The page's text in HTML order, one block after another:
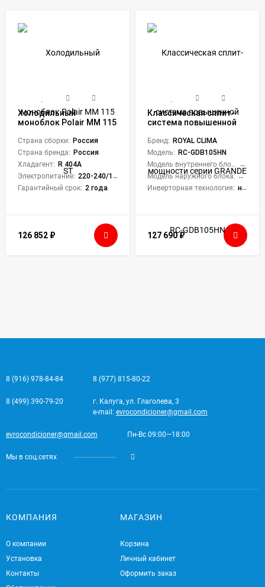
Холодильный
моноблок Polair MM 115
Страна сборки: Россия
Страна бренда: Россия
Хладагент: R 404A
Электропитание: 220-240/1/50
Гарантийный срок: 2 года
126 852 ₽
Классическая сплит-
система повышенной
GRANDE RC-GDB105HN
(комплект)
Бренд: ROYAL CLIMA
Модель: RC-GDB105HN
Модель внутреннего блока:
RC-
Модель наружного блока: RC-
Инверторная технология: нет
127 690₽
8 (916) 978-84-84 8 (977) 815-80-22
8 (499) 390-79-20
г. Калуга, ул. Глаголева, 3
e-mail: evrocondicioner@gmail.com
evrocondicioner@gmail.com Пн-Вс 09:00—18:00
Мы в соц.сетях
КОМПАНИЯ
О компании
Установка
Контакты
МАГАЗИН
Корзина
Личный кабинет
Оформить заказ